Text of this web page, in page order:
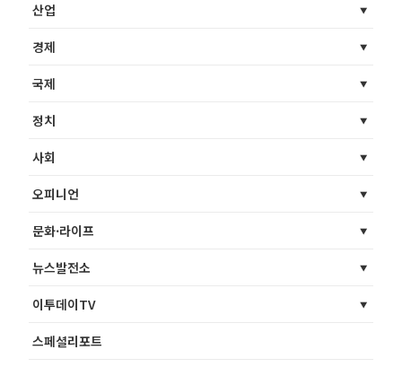
산업
경제
국제
정치
사회
오피니언
문화·라이프
뉴스발전소
이투데이TV
스페셜리포트